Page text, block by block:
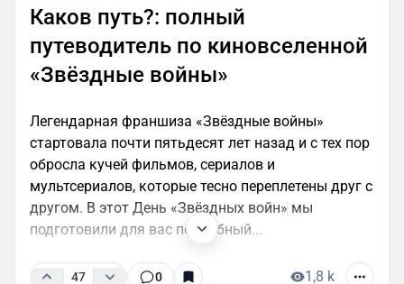
Каков путь?: полный
путеводитель по киновселенной
«Звёздные войны»
Легендарная франшиза «Звёздные войны»
стартовала почти пятьдесят лет назад и с тех пор
обросла кучей фильмов, сериалов и
мультсериалов, которые тесно переплетены друг с
другом. В этот День «Звёздных войн» мы
подготовили для вас подробный...
47 0 1,8 k